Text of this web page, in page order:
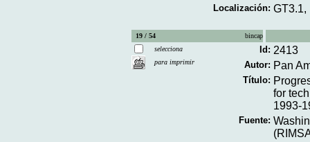
Localización: GT3.1,
19 / 54
bincap
selecciona
para imprimir
Id: 2413
Autor: Pan
Título:
for
1993-
Fuente: